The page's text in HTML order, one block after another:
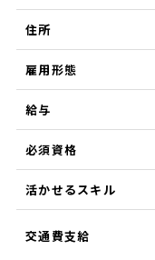
住所
雇用形態
給与
必須資格
活かせるスキル
交通費支給